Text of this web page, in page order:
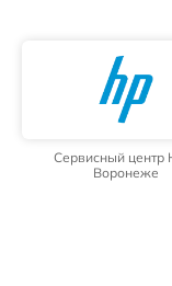
Сервисный центр
Воронеже